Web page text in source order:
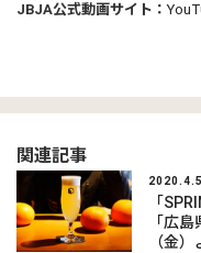
JBJA公式動画サイト：
関連記事
「
「広
（金